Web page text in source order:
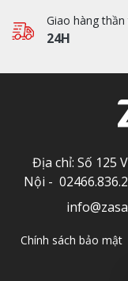
Giao hàng thần
24H
Địa chỉ: Số 125
Nội -
Chính sách bảo mật